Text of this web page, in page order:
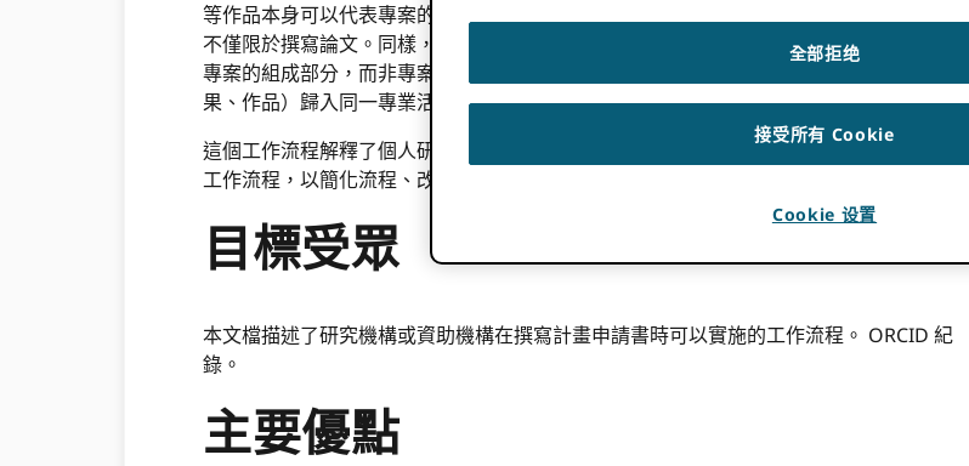
等作品本身可以代表專案的成果，但專案通常包含多項成果，而且專案參與者的角色可能
不僅限於撰寫論文。同樣，雖然科學研究經費有時是專案的唯一資金來源，但它們被視為
專案的組成部分，而非專案本身。將專案的投入（貢獻者、工具和資金）和產出（交付成
果、作品）歸入同一專業活動範疇，有助於持續追蹤和分享專案資訊。.
這個工作流程解釋了個人研究人員、研究機構和資助機構如何嵌入 ORCID 將 iD 融入專案
工作流程，以簡化流程、改善專案成果和影響的管理，並對貢獻者給予認可。
目標受眾
本文檔描述了研究機構或資助機構在撰寫計畫申請書時可以實施的工作流程。 ORCID 紀
錄。
主要優點
全部拒绝
接受所有 Cookie
Cookie 设置